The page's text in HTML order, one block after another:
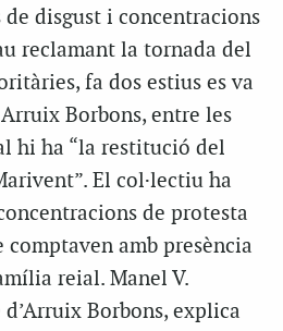
disgust i concentracions
reclamant la tornada del
fa dos estius es va
Borbons, entre les
hi ha “la restitució del
El col·lectiu ha
de protesta
comptaven amb presència
reial. Manel V.
Borbons, explica